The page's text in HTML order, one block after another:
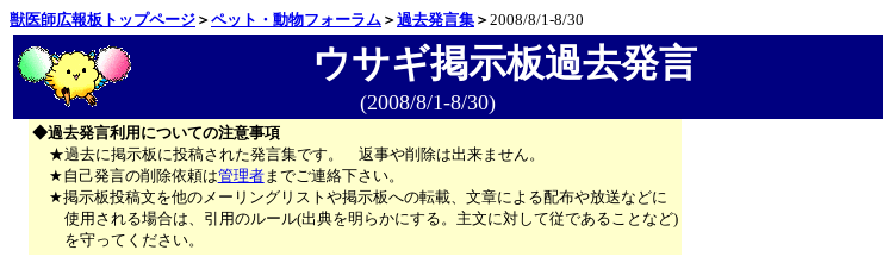
獣医師広報板トップページ ＞ ペット・動物フォーラム ＞ 過去発言集 ＞ 2008/8/1-8/30
ウサギ掲示板過去発言
(2008/8/1-8/30)
◆過去発言利用についての注意事項
★過去に掲示板に投稿された発言集です。 返事や削除は出来ません。
★自己発言の削除依頼は管理者までご連絡下さい。
★掲示板投稿文を他のメーリングリストや掲示板への転載、文章による配布や放送などに
使用される場合は、引用のルール(出典を明らかにする。主文に対して従であることなど)
を守ってください。